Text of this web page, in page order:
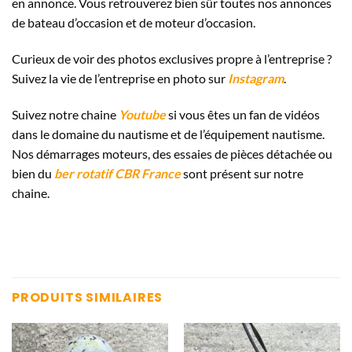
de bateau d’occasion et de moteur d’occasion.
Curieux de voir des photos exclusives propre à l’entreprise ?
Suivez la vie de l’entreprise en photo sur Instagram.
Suivez notre chaine Youtubesi vous êtes un fan de vidéos
dans le domaine du nautisme et de l’équipement nautisme.
Nos démarrages moteurs, des essaies de pièces détachée ou
bien du ber rotatif CBR Francesont présent sur notre
chaine.
PRODUITS SIMILAIRES